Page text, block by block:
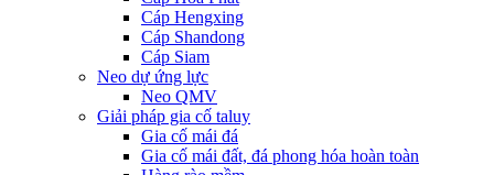
Cáp Hengxing
Cáp Shandong
Cáp Siam
Neo dự ứng lực
Neo QMV
Giải pháp gia cố taluy
Gia cố mái đá
Gia cố mái đất, đá phong hóa hoàn toàn